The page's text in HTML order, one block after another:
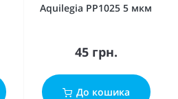
Aquilegia PP1025 5 мкм
45 грн.
До кошика